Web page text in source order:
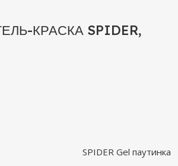
КРАСКА SPIDER,
SPIDER Gel паутинка